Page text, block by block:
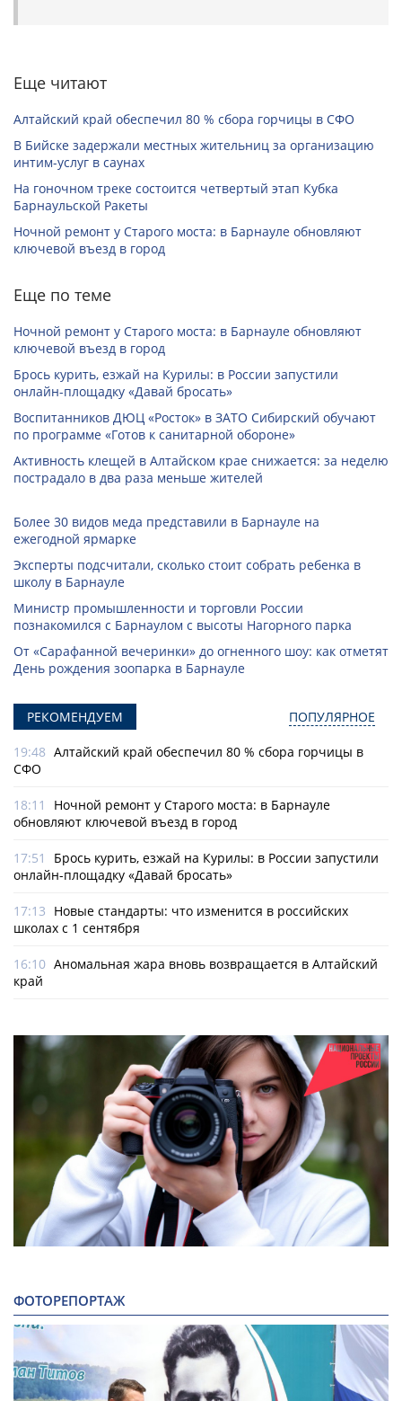
Еще читают
Алтайский край обеспечил 80 % сбора горчицы в СФО
В Бийске задержали местных жительниц за организацию
интим-услуг в саунах
На гоночном треке состоится четвертый этап Кубка
Барнаульской Ракеты
Ночной ремонт у Старого моста: в Барнауле обновляют
ключевой въезд в город
Еще по теме
Ночной ремонт у Старого моста: в Барнауле обновляют
ключевой въезд в город
Брось курить, езжай на Курилы: в России запустили
онлайн-­площадку «Давай бросать»
Воспитанников ДЮЦ «Росток» в ЗАТО Сибирский обучают
по программе «Готов к санитарной обороне»
Активность клещей в Алтайском крае снижается: за неделю
пострадало в два раза меньше жителей
Более 30 видов меда представили в Барнауле на
ежегодной ярмарке
Эксперты подсчитали, сколько стоит собрать ребенка в
школу в Барнауле
Министр промышленности и торговли России
познакомился с Барнаулом с высоты Нагорного парка
От «Сарафанной вечеринки» до огненного шоу: как отметят
День рождения зоопарка в Барнауле
РЕКОМЕНДУЕМ ПОПУЛЯРНОЕ
19:48 Алтайский край обеспечил 80 % сбора горчицы в
СФО
18:11
Ночной ремонт у Старого моста: в Барнауле
обновляют ключевой въезд в город
17:51
Брось курить, езжай на Курилы: в России запустили
онлайн-­площадку «Давай бросать»
17:13 Новые стандарты: что изменится в российских
школах с 1 сентября
16:10 Аномальная жара вновь возвращается в Алтайский
край
ФОТОРЕПОРТАЖ